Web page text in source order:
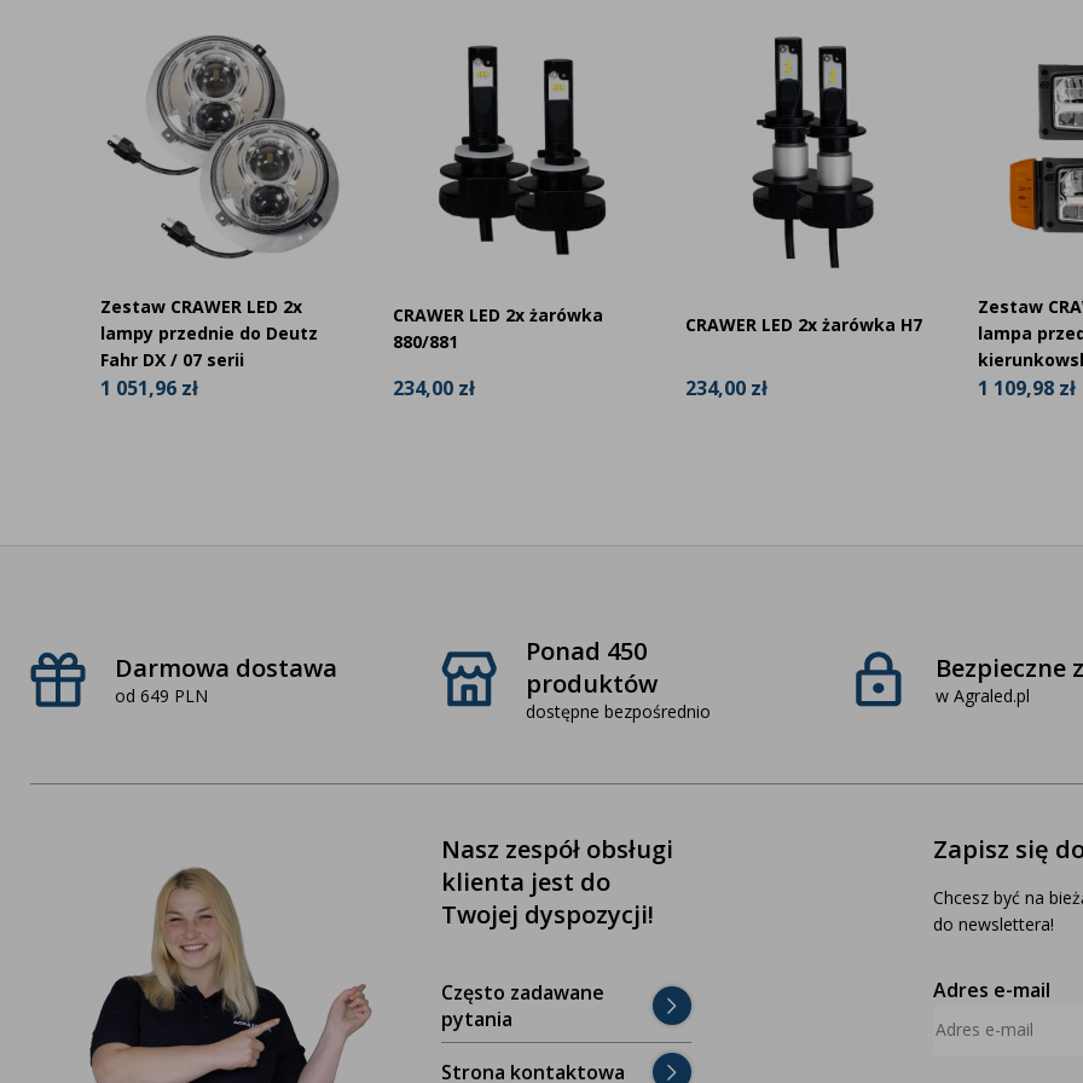
Zestaw CRAWER LED 2x
lampy przednie do Deutz
Fahr DX / 07 serii
1 051,96 zł
CRAWER LED 2x żarówka
880/881
234,00 zł
CRAWER LED 2x żarówka H7
234,00 zł
Zestaw
lampa
1 109,98 zł
Darmowa dostawa
od 649 PLN
Ponad 450
produktów
dostępne bezpośrednio
Bezpieczne
w Agraled.pl
Nasz zespół obsługi
klienta jest do
Twojej dyspozycji!
Często zadawane
pytania
Strona kontaktowa
Zapisz się
Chcesz być na
do newslettera!
Adres e-mail